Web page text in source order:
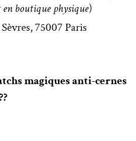
boutique physique)
75007 Paris
magiques anti-cernes
??